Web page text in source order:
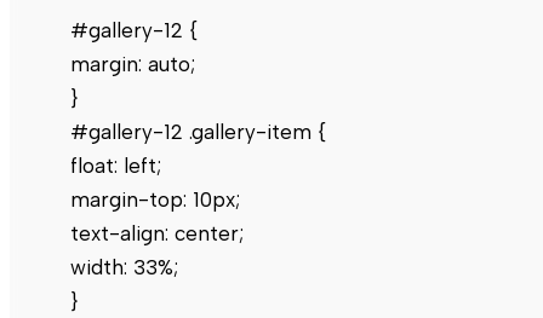
#gallery-12 {
margin: auto;
}
#gallery-12 .gallery-item {
float: left;
margin-top: 10px;
text-align: center;
width: 33%;
}